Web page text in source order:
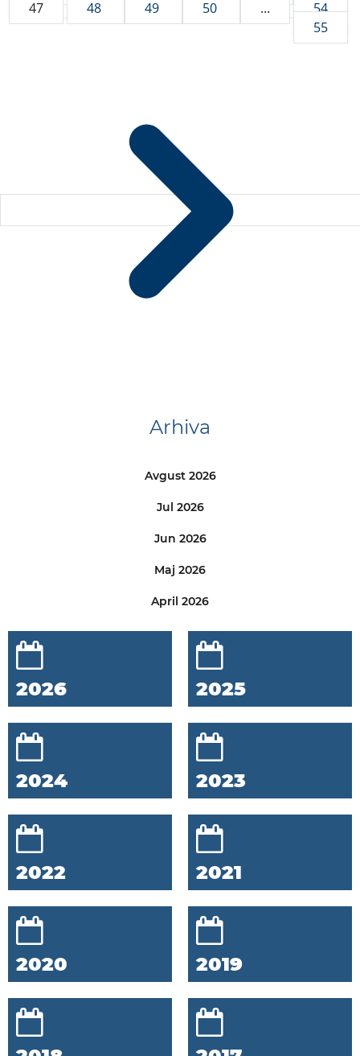
47 48 49 50 ...
54
55
Arhiva
Avgust 2026
Jul 2026
Jun 2026
Maj 2026
April 2026
2026 2025
2024 2023
2022 2021
2020 2019